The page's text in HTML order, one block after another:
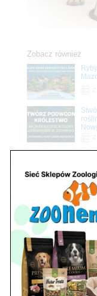
Zobacz również
Znajdź nas
Adres
05-120 Legionowo